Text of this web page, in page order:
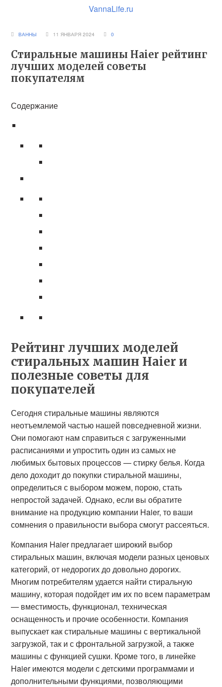
VannaLife.ru
ВАННЫ 11 ЯНВАРЯ 2024 0
Стиральные машины Haier рейтинг
лучших моделей советы
покупателям
Содержание
Рейтинг лучших моделей
стиральных машин Haier и
полезные советы для
покупателей
Сегодня стиральные машины являются
неотъемлемой частью нашей повседневной жизни.
Они помогают нам справиться с загруженными
расписаниями и упростить один из самых не
любимых бытовых процессов — стирку белья. Когда
дело доходит до покупки стиральной машины,
определиться с выбором можем, порою, стать
непростой задачей. Однако, если вы обратите
внимание на продукцию компании Haier, то ваши
сомнения о правильности выбора смогут рассеяться.
Компания Haier предлагает широкий выбор
стиральных машин, включая модели разных ценовых
категорий, от недорогих до довольно дорогих.
Многим потребителям удается найти стиральную
машину, которая подойдет им их по всем параметрам
— вместимость, функционал, техническая
оснащенность и прочие особенности. Компания
выпускает как стиральные машины с вертикальной
загрузкой, так и с фронтальной загрузкой, а также
машины с функцией сушки. Кроме того, в линейке
Haier имеются модели с детскими программами и
дополнительными функциями, позволяющими